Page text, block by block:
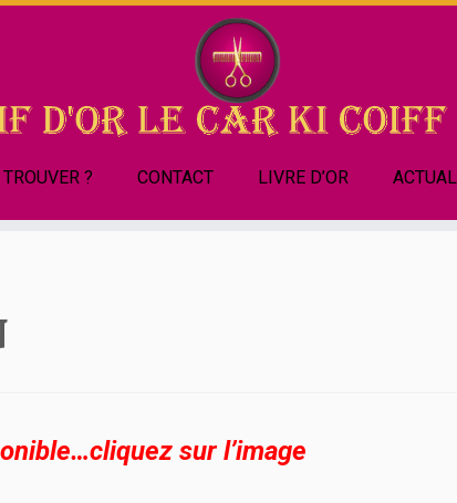
? CONTACT LIVRE D’OR
sur l’image